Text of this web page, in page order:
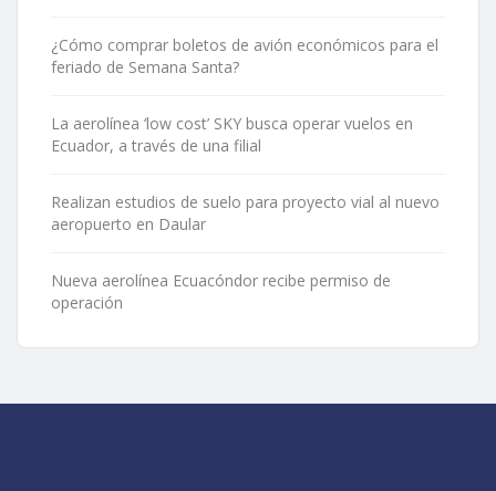
¿Cómo comprar boletos de avión económicos para el
feriado de Semana Santa?
La aerolínea ‘low cost’ SKY busca operar vuelos en
Ecuador, a través de una filial
Realizan estudios de suelo para proyecto vial al nuevo
aeropuerto en Daular
Nueva aerolínea Ecuacóndor recibe permiso de
operación